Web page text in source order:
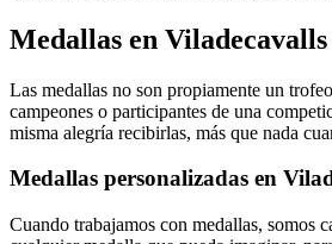
Medallas en Viladecavalls
Las medallas no son propiamente un
campeones o participantes de una
misma alegría recibirlas, más que nada
Medallas personalizadas en
Cuando trabajamos con medallas, somos